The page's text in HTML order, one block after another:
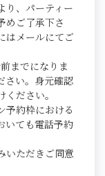
り、パーティー
めご了承下さ
はメールにてご
までになりま
さい。身元確認
ださい。
約枠における
いても電話予約
いただきご同意